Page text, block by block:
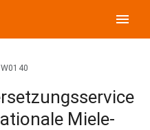
menu
Miele-